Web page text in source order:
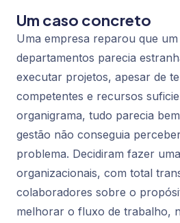
Um caso concreto
Uma empresa reparou que um
departamentos parecia
executar projetos, apesar de
competentes e recursos
organigrama, tudo parecia
gestão não conseguia
problema. Decidiram fazer
organizacionais, com total
colaboradores sobre o
melhorar o fluxo de trabalho,